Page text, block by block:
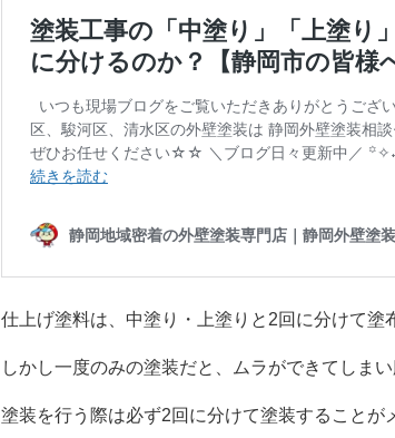
仕上げ塗料は、中塗り・上塗りと2回に分けて
しかし一度のみの塗装だと、ムラができてしま
塗装を行う際は必ず2回に分けて塗装することが